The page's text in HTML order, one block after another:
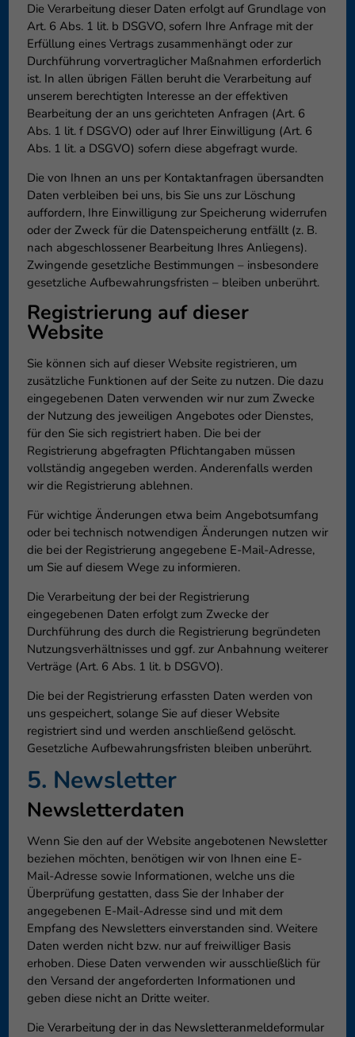
Die Verarbeitung dieser Daten erfolgt auf Grundlage von
Art. 6 Abs. 1 lit. b DSGVO, sofern Ihre Anfrage mit der
Erfüllung eines Vertrags zusammenhängt oder zur
Durchführung vorvertraglicher Maßnahmen erforderlich
ist. In allen übrigen Fällen beruht die Verarbeitung auf
unserem berechtigten Interesse an der effektiven
Bearbeitung der an uns gerichteten Anfragen (Art. 6
Abs. 1 lit. f DSGVO) oder auf Ihrer Einwilligung (Art. 6
Abs. 1 lit. a DSGVO) sofern diese abgefragt wurde.
Die von Ihnen an uns per Kontaktanfragen übersandten
Daten verbleiben bei uns, bis Sie uns zur Löschung
auffordern, Ihre Einwilligung zur Speicherung widerrufen
oder der Zweck für die Datenspeicherung entfällt (z. B.
nach abgeschlossener Bearbeitung Ihres Anliegens).
Zwingende gesetzliche Bestimmungen – insbesondere
gesetzliche Aufbewahrungsfristen – bleiben unberührt.
Registrierung auf dieser
Website
Sie können sich auf dieser Website registrieren, um
zusätzliche Funktionen auf der Seite zu nutzen. Die dazu
eingegebenen Daten verwenden wir nur zum Zwecke
der Nutzung des jeweiligen Angebotes oder Dienstes,
für den Sie sich registriert haben. Die bei der
Registrierung abgefragten Pflichtangaben müssen
vollständig angegeben werden. Anderenfalls werden
wir die Registrierung ablehnen.
Für wichtige Änderungen etwa beim Angebotsumfang
oder bei technisch notwendigen Änderungen nutzen wir
die bei der Registrierung angegebene E-Mail-Adresse,
um Sie auf diesem Wege zu informieren.
Die Verarbeitung der bei der Registrierung
eingegebenen Daten erfolgt zum Zwecke der
Durchführung des durch die Registrierung begründeten
Nutzungsverhältnisses und ggf. zur Anbahnung weiterer
Verträge (Art. 6 Abs. 1 lit. b DSGVO).
Die bei der Registrierung erfassten Daten werden von
uns gespeichert, solange Sie auf dieser Website
registriert sind und werden anschließend gelöscht.
Gesetzliche Aufbewahrungsfristen bleiben unberührt.
5. Newsletter
Newsletter­daten
Wenn Sie den auf der Website angebotenen Newsletter
beziehen möchten, benötigen wir von Ihnen eine E-
Mail-Adresse sowie Informationen, welche uns die
Überprüfung gestatten, dass Sie der Inhaber der
angegebenen E-Mail-Adresse sind und mit dem
Empfang des Newsletters einverstanden sind. Weitere
Daten werden nicht bzw. nur auf freiwilliger Basis
erhoben. Diese Daten verwenden wir ausschließlich für
den Versand der angeforderten Informationen und
geben diese nicht an Dritte weiter.
Die Verarbeitung der in das Newsletteranmeldeformular